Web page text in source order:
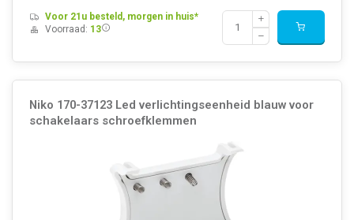
Voor 21u besteld, morgen in huis*
Voorraad: 13
Niko 170-37123 Led verlichtingseenheid blauw voor
schakelaars schroefklemmen